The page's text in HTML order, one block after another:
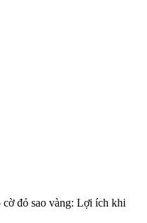
đỏ sao vàng: Lợi ích khi